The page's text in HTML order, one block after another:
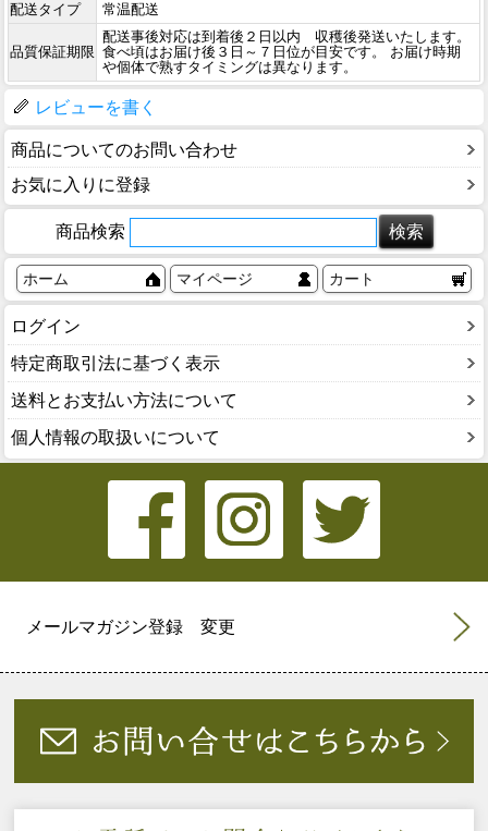
配送タイプ
常温配送
品質保証期限
配送事後対応は到着後２日以内 収穫後発送いたします。
食べ頃はお届け後３日～７日位が目安です。 お届け時期
や個体で熟すタイミングは異なります。
レビューを書く
商品についてのお問い合わせ
お気に入りに登録
商品検索
ホーム マイページ カート
ログイン
特定商取引法に基づく表示
送料とお支払い方法について
個人情報の取扱いについて
メールマガジン登録 変更